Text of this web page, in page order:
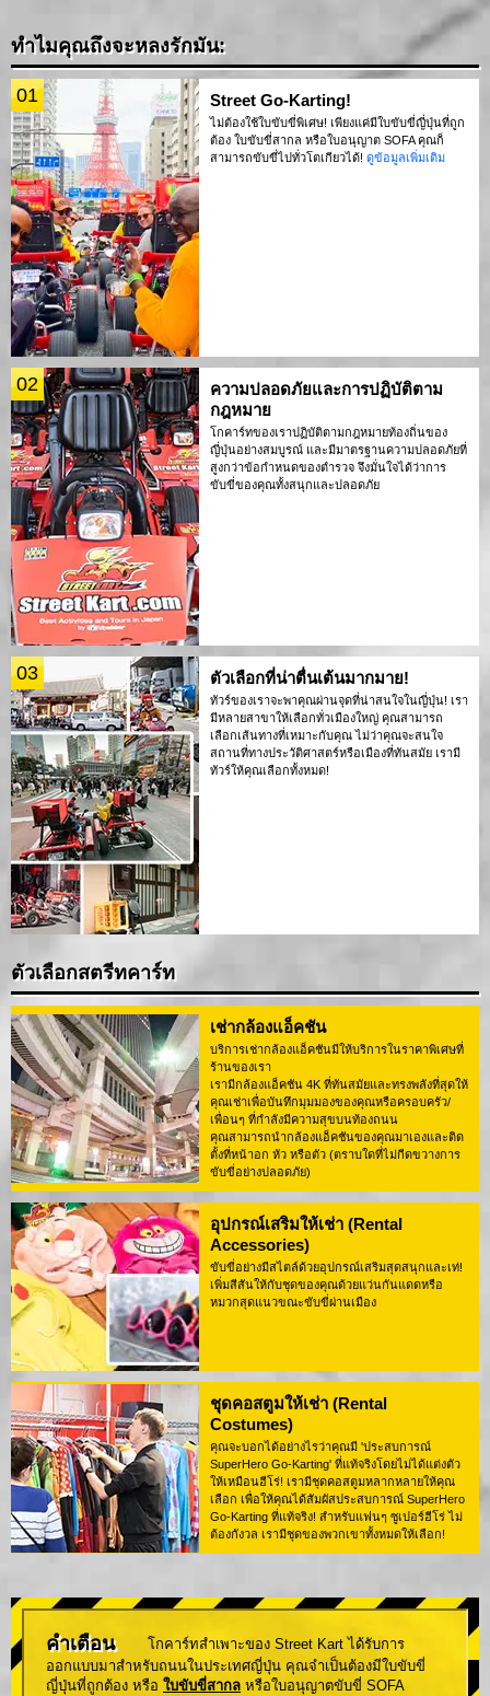
ทำไมคุณถึงจะหลงรักมัน:
01 Street Go-Karting!
ไม่ต้องใช้ใบขับขี่พิเศษ! เพียงแค่มีใบขับขี่ญี่ปุ่นที่ถูก
ต้อง ใบขับขี่สากล หรือใบอนุญาต SOFA คุณก็
สามารถขับขี่ไปทั่วโตเกียวได้! ดูข้อมูลเพิ่มเติม
02
ความปลอดภัยและการปฏิบัติตาม
กฎหมาย
โกคาร์ทของเราปฏิบัติตามกฎหมายท้องถิ่นของ
ญี่ปุ่นอย่างสมบูรณ์ และมีมาตรฐานความปลอดภัยที่
สูงกว่าข้อกำหนดของตำรวจ จึงมั่นใจได้ว่าการ
ขับขี่ของคุณทั้งสนุกและปลอดภัย
03 ตัวเลือกที่น่าตื่นเต้นมากมาย!
ทัวร์ของเราจะพาคุณผ่านจุดที่น่าสนใจในญี่ปุ่น! เรา
มีหลายสาขาให้เลือกทั่วเมืองใหญ่ คุณสามารถ
เลือกเส้นทางที่เหมาะกับคุณ ไม่ว่าคุณจะสนใจ
สถานที่ทางประวัติศาสตร์หรือเมืองที่ทันสมัย เรามี
ทัวร์ให้คุณเลือกทั้งหมด!
ตัวเลือกสตรีทคาร์ท
เช่ากล้องแอ็คชัน
บริการเช่ากล้องแอ็คชันมีให้บริการในราคาพิเศษที่
ร้านของเรา
เรามีกล้องแอ็คชัน 4K ที่ทันสมัยและทรงพลังที่สุดให้
คุณเช่าเพื่อบันทึกมุมมองของคุณหรือครอบครัว/
เพื่อนๆ ที่กำลังมีความสุขบนท้องถนน
คุณสามารถนำกล้องแอ็คชันของคุณมาเองและติด
ตั้งที่หน้าอก หัว หรือตัว (ตราบใดที่ไม่กีดขวางการ
ขับขี่อย่างปลอดภัย)
อุปกรณ์เสริมให้เช่า (Rental
Accessories)
ขับขี่อย่างมีสไตล์ด้วยอุปกรณ์เสริมสุดสนุกและเท่!
เพิ่มสีสันให้กับชุดของคุณด้วยแว่นกันแดดหรือ
หมวกสุดแนวขณะขับขี่ผ่านเมือง
ชุดคอสตูมให้เช่า (Rental
Costumes)
คุณจะบอกได้อย่างไรว่าคุณมี 'ประสบการณ์
SuperHero Go-Karting' ที่แท้จริงโดยไม่ได้แต่งตัว
ให้เหมือนฮีโร่! เรามีชุดคอสตูมหลากหลายให้คุณ
เลือก เพื่อให้คุณได้สัมผัสประสบการณ์ SuperHero
Go-Karting ที่แท้จริง! สำหรับแฟนๆ ซูเปอร์ฮีโร่ ไม่
ต้องกังวล เรามีชุดของพวกเขาทั้งหมดให้เลือก!
คำเตือน
โกคาร์ทสำเพาะของ Street Kart ได้รับการ
ออกแบบมาสำหรับถนนในประเทศญี่ปุ่น คุณจำเป็นต้องมีใบขับขี่
ญี่ปุ่นที่ถูกต้อง หรือ ใบขับขี่สากล หรือใบอนุญาตขับขี่ SOFA